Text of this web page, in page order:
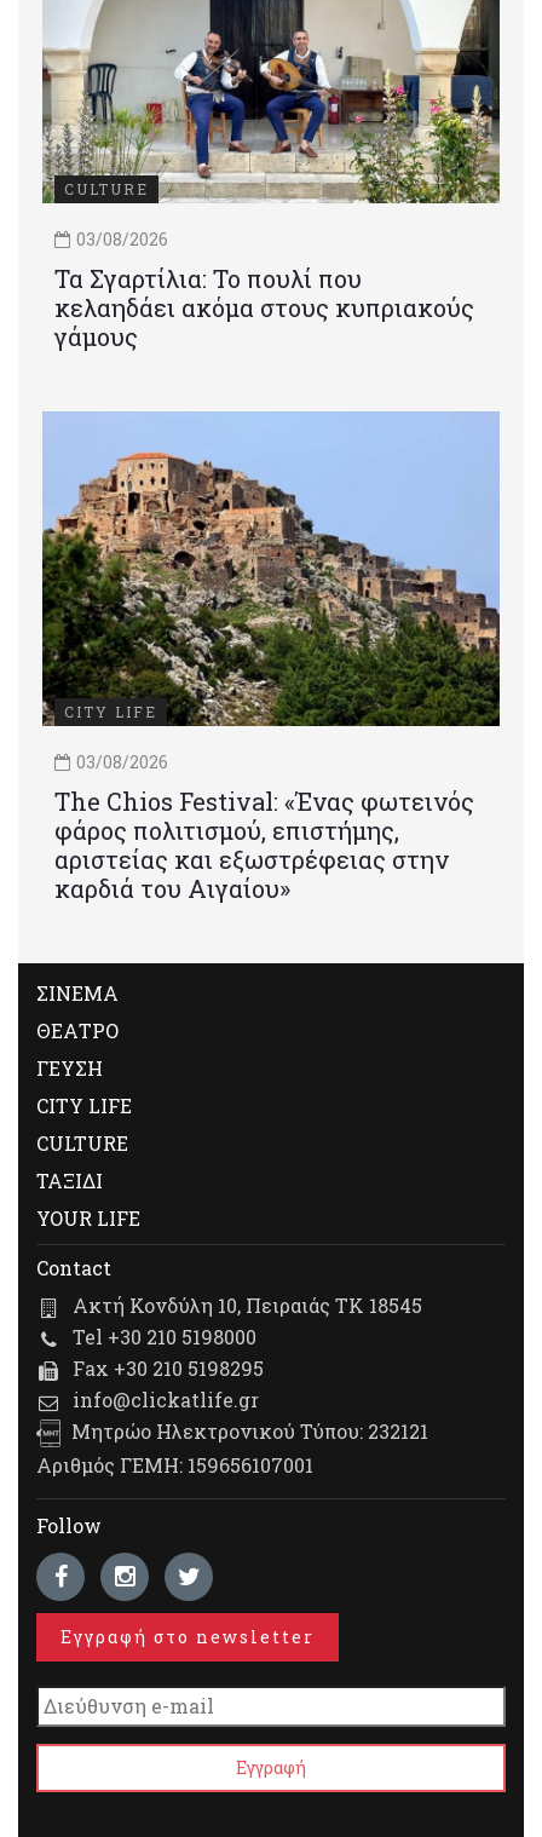
CULTURE
03/08/2026
Τα Σγαρτίλια: Το πουλί που
κελαηδάει ακόμα στους κυπριακούς
γάμους
CITY LIFE
03/08/2026
Τhe Chios Festival: «Ένας φωτεινός
φάρος πολιτισμού, επιστήμης,
αριστείας και εξωστρέφειας στην
καρδιά του Αιγαίου»
ΣΙΝΕΜΑ
ΘΕΑΤΡΟ
ΓΕΥΣΗ
CITY LIFE
CULTURE
ΤΑΞΙΔΙ
YOUR LIFE
Contact
Ακτή Κονδύλη 10, Πειραιάς ΤΚ 18545
Tel +30 210 5198000
Fax +30 210 5198295
info@clickatlife.gr
Μητρώο Ηλεκτρονικού Τύπου: 232121
Αριθμός ΓΕΜΗ: 159656107001
Follow
Εγγραφή στο newsletter